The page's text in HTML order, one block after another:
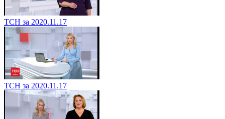
ТСН за 2020.11.17
ТСН за 2020.11.17